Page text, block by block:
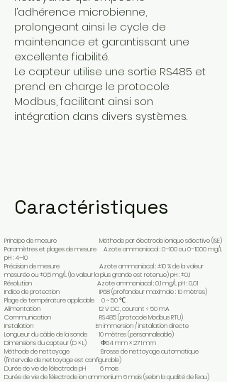
l’adhérence microbienne,
prolongeant ainsi le cycle de
maintenance et garantissant une
excellente fiabilité.
Le capteur utilise une sortie RS485 et
prend en charge le protocole
Modbus, facilitant ainsi son
intégration dans divers systèmes.
Caractéristiques
Principe de mesure Méthode par électrode ionique sélective (ISE)
Paramètres et plages de mesure Azote ammoniacal : 0–100 ou 0–1000 mg/L
pH : 4–10
Précision de mesure Azote ammoniacal : ±10 % de la valeur
mesurée ou ±0,5 mg/L (la valeur la plus grande est retenue) pH : ±0,1
Résolution Azote ammoniacal : 0,1 mg/L pH : 0,01
Indice de protection IP68 (profondeur maximale : 10 mètres)
Plage de température applicable 0 ~ 50 ℃
Alimentation 12 V DC, courant < 50 mA
Communication RS485 (protocole Modbus RTU)
Installation En immersion / installation directe
Longueur du câble de la sonde 10 mètres (personnalisable)
Dimensions du capteur (D × L) Φ64 mm × 271 mm
Méthode de nettoyage Brosse de nettoyage automatique
(l’intervalle de nettoyage est configurable)
Durée de vie de l’électrode pH 6 mois
Durée de vie de l’électrode ion ammonium 6 mois (selon la qualité de l’eau)